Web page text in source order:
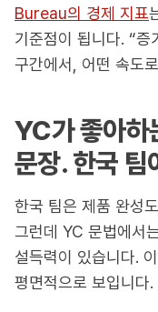
Bureau의 경제 지표
기준점이 됩니다. “증
구간에서, 어떤 속도
YC가 좋아하
문장. 한국 팀
한국 팀은 제품 완성
그런데 YC 문법에서
설득력이 있습니다.
평면적으로 보입니다.